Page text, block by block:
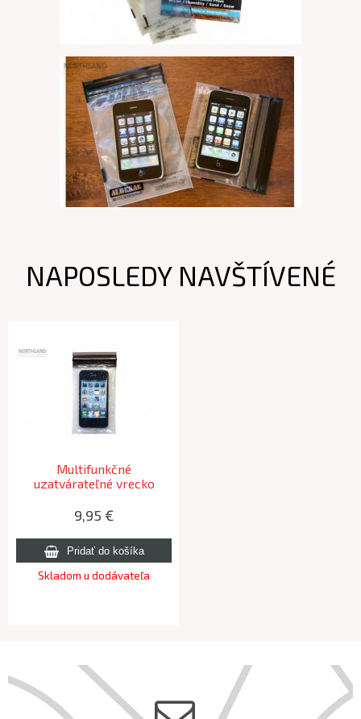
NAPOSLEDY NAVŠTÍVENÉ
Multifunkčné
uzatvárateľné vrecko
8,58x16,2 cm
9,95 €
Skladom u dodávateľa